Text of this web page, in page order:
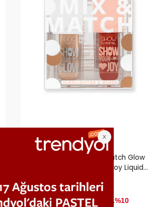
Show By Pastel Mix & Match Glow
Liquid Highlighter 72 & Joy Liquid
845,00 TL760,50 TL%10